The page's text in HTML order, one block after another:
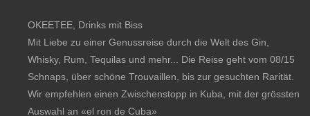
OKEETEE, Drinks mit Biss
Mit Liebe zu einer Genussreise durch die Welt des Gin,
Whisky, Rum, Tequilas und mehr... Die Reise geht vom 08/15
Schnaps, über schöne Trouvaillen, bis zur gesuchten Rarität.
Wir empfehlen einen Zwischenstopp in Kuba, mit der grössten
Auswahl an «el ron de Cuba»